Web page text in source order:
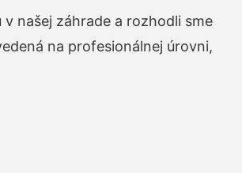
našej záhrade a rozhodli sme
na profesionálnej úrovni,